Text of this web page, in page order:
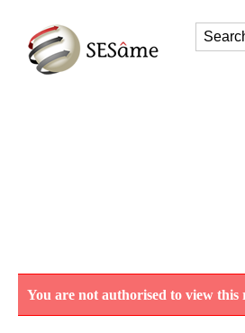
You are not authorised to view this